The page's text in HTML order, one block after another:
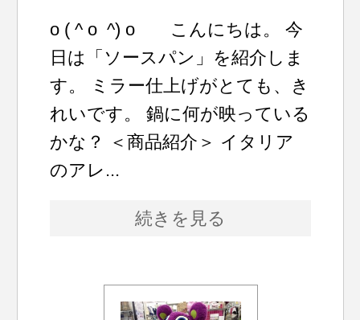
o ( ^ o ^) o こんにちは。 今
日は「ソースパン」を紹介しま
す。 ミラー仕上げがとても、き
れいです。 鍋に何が映っている
かな？ ＜商品紹介＞ イタリア
のアレ...
続きを見る